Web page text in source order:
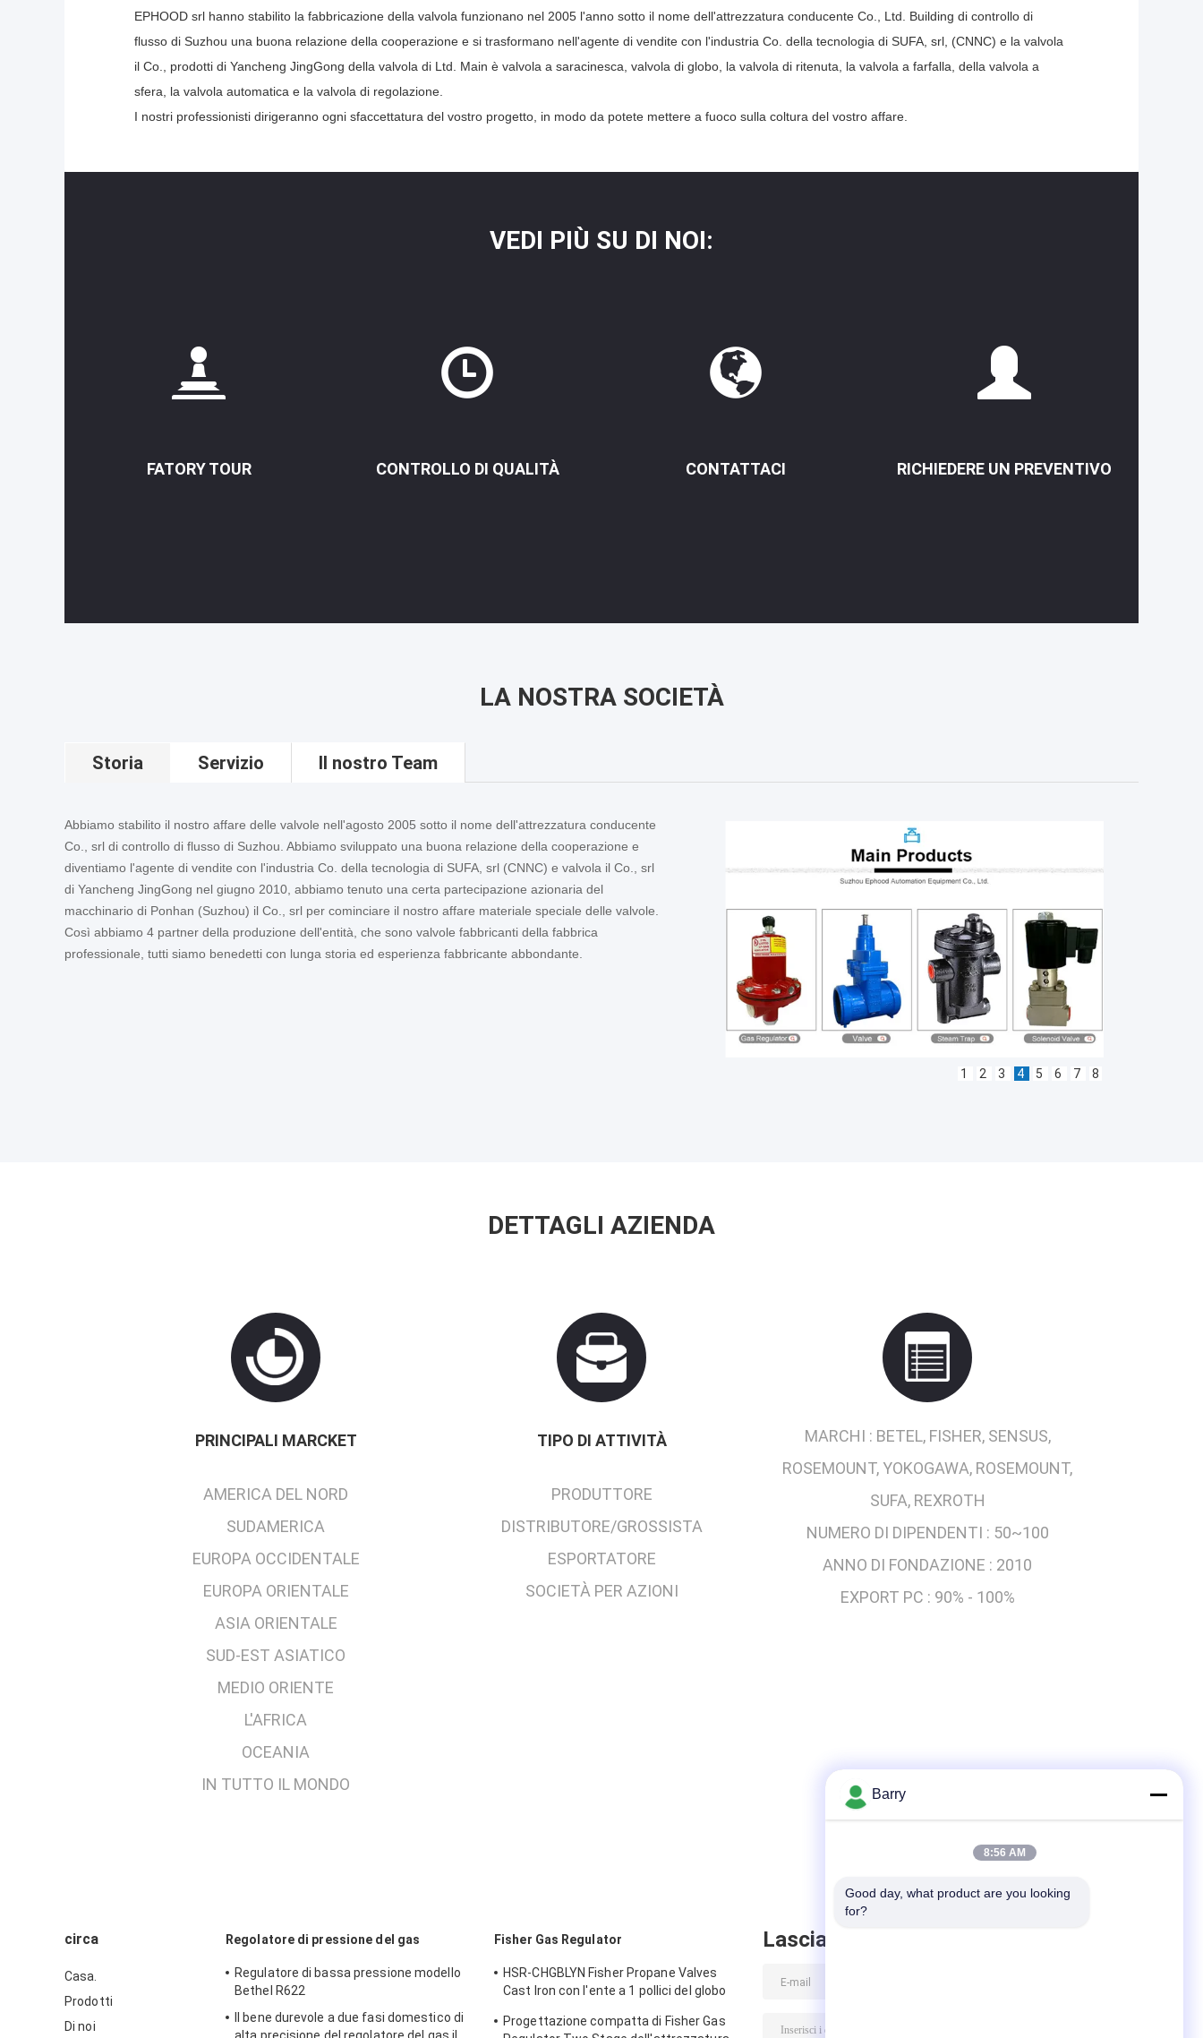
EPHOOD srl hanno stabilito la fabbricazione della valvola funzionano nel 2005 l'anno sotto il nome dell'attrezzatura conducente Co., Ltd. Building di controllo di
flusso di Suzhou una buona relazione della cooperazione e si trasformano nell'agente di vendite con l'industria Co. della tecnologia di SUFA, srl, (CNNC) e la valvola
il Co., prodotti di Yancheng JingGong della valvola di Ltd. Main è valvola a saracinesca, valvola di globo, la valvola di ritenuta, la valvola a farfalla, della valvola a
sfera, la valvola automatica e la valvola di regolazione.
I nostri professionisti dirigeranno ogni sfaccettatura del vostro progetto, in modo da potete mettere a fuoco sulla coltura del vostro affare.
VEDI PIÙ SU DI NOI:
FATORY TOUR CONTROLLO DI QUALITÀ CONTATTACI RICHIEDERE UN PREVENTIVO
LA NOSTRA SOCIETÀ
Storia Servizio Il nostro Team
Abbiamo stabilito il nostro affare delle valvole nell'agosto 2005 sotto il nome dell'attrezzatura conducente
Co., srl di controllo di flusso di Suzhou. Abbiamo sviluppato una buona relazione della cooperazione e
diventiamo l'agente di vendite con l'industria Co. della tecnologia di SUFA, srl (CNNC) e valvola il Co., srl
di Yancheng JingGong nel giugno 2010, abbiamo tenuto una certa partecipazione azionaria del
macchinario di Ponhan (Suzhou) il Co., srl per cominciare il nostro affare materiale speciale delle valvole.
Così abbiamo 4 partner della produzione dell'entità, che sono valvole fabbricanti della fabbrica
professionale, tutti siamo benedetti con lunga storia ed esperienza fabbricante abbondante.
1 2 3 4 5 6 7 8
DETTAGLI AZIENDA
PRINCIPALI MARCKET
AMERICA DEL NORD
SUDAMERICA
EUROPA OCCIDENTALE
EUROPA ORIENTALE
ASIA ORIENTALE
SUD-EST ASIATICO
MEDIO ORIENTE
L'AFRICA
OCEANIA
IN TUTTO IL MONDO
TIPO DI ATTIVITÀ
PRODUTTORE
DISTRIBUTORE/GROSSISTA
ESPORTATORE
SOCIETÀ PER AZIONI
MARCHI : BETEL, FISHER, SENSUS,
ROSEMOUNT, YOKOGAWA, ROSEMOUNT,
SUFA, REXROTH
NUMERO DI DIPENDENTI : 50~100
ANNO DI FONDAZIONE : 2010
EXPORT PC : 90% - 100%
circa
Casa.
Prodotti
Di noi
Regolatore di pressione del gas
Regulatore di bassa pressione modello
Bethel R622
Il bene durevole a due fasi domestico di
Fisher Gas Regulator
HSR-CHGBLYN Fisher Propane Valves
Cast Iron con l'ente a 1 pollici del globo
Progettazione compatta di Fisher Gas
Lasciare messaggio
Barry
8:56 AM
Good day, what product are you looking
for?